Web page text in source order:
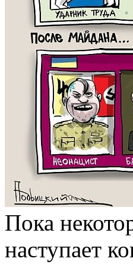
Пока
наступает